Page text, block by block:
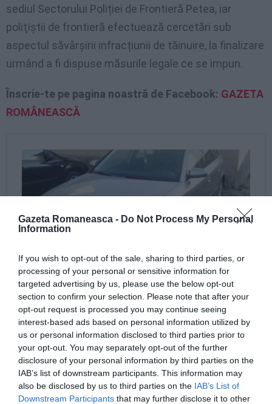
Gazeta Romaneasca - Do Not Process My Personal
Information
If you wish to opt-out of the sale, sharing to third parties, or
processing of your personal or sensitive information for
targeted advertising by us, please use the below opt-out
section to confirm your selection. Please note that after your
opt-out request is processed you may continue seeing
interest-based ads based on personal information utilized by
us or personal information disclosed to third parties prior to
your opt-out. You may separately opt-out of the further
disclosure of your personal information by third parties on the
IAB’s list of downstream participants. This information may
also be disclosed by us to third parties on the IAB’s List of
Downstream Participants that may further disclose it to other
sediul Sectorului Poliției de Frontieră Petea, iar
poliţiştii de frontieră efectuează cercetări sub
aspectul săvârșirii infracțiunii de tăinuire, la finalizare
urmând a fi dispuse măsurile legale ce se impun.
Înscrie-te pe pagina noastră de Facebook: GAZETA
ROMÂNEASCĂ